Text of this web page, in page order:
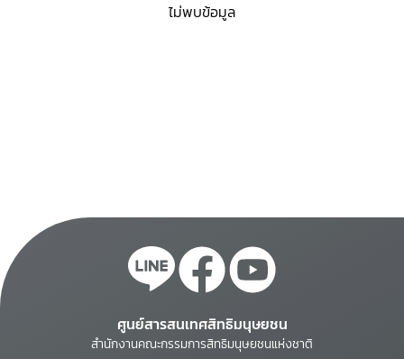
ไม่พบข้อมูล
ศูนย์สารสนเทศสิทธิมนุษยชน
สำนักงานคณะกรรมการสิทธิมนุษยชนแห่งชาติ